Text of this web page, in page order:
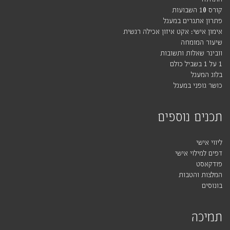
קורס 10 השבועות
פתרון אתגרים במעגל
אימון אישי: אקט איזון אכילה רגשית
שיעור המומחה
וובינר שאלות ותשובות
1 על 1 בשביל כולם
בלוג המעגל
כושר גופני במעגל
תכנים נוספים
ליווי אישי
דפים למילוי אישי
פודקאסט
המלצות והטבות
בונוסים
תמיכה